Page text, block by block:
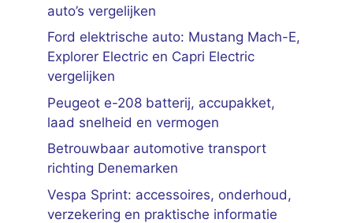
auto’s vergelijken
Ford elektrische auto: Mustang Mach-E,
Explorer Electric en Capri Electric
vergelijken
Peugeot e-208 batterij, accupakket,
laad snelheid en vermogen
Betrouwbaar automotive transport
richting Denemarken
Vespa Sprint: accessoires, onderhoud,
verzekering en praktische informatie